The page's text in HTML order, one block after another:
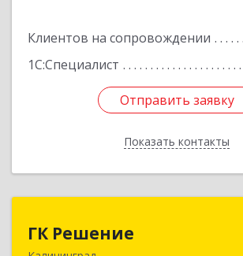
Клиентов на сопровождении
1С:Специалист
Отправить заявку
Показать контакты
Отправить заявку
Назад
ГК Решение